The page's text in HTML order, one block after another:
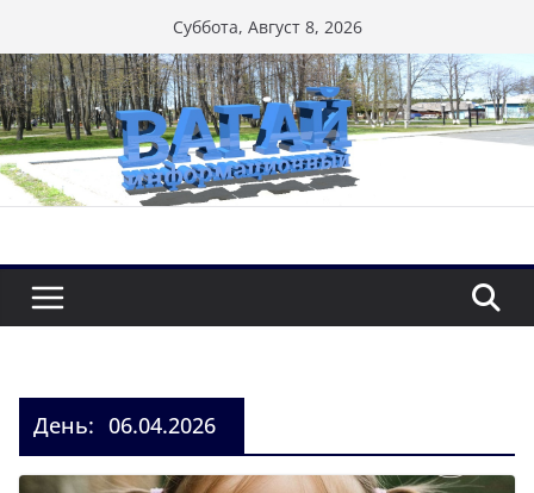
к
содержимому
Суббота, Август 8, 2026
День: 06.04.2026